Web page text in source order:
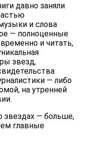
давно заняли
и слова
— полноценные
и читать,
звезд,
— либо
на утренней
звездах — больше,
главные